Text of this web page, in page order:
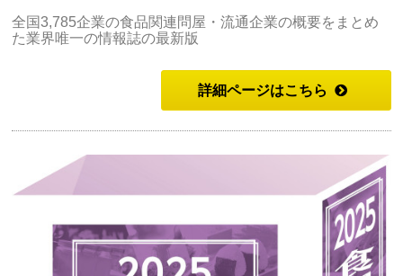
全国3,785企業の食品関連問屋・流通企業の概要をまとめ
た業界唯一の情報誌の最新版
詳細ページはこちら